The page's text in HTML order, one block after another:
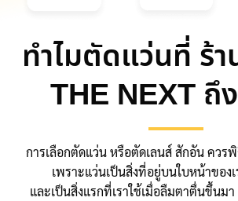
ทำไมตัดแว่นที่ ร้
THE NEXT ถึ
การเลือกตัดแว่น หรือตัดเลนส์ สักอัน ควร
เพราะแว่นเป็นสิ่งที่อยู่บนใบหน้าของเ
และเป็นสิ่งแรกที่เราใช้เมื่อลืมตาตื่นขึ้นมา